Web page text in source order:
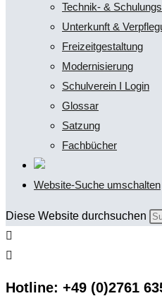
Technik- &
Unterkunft &
Freizeitgestaltung
Modernisierung
Schulverein I Login
Glossar
Satzung
Fachbücher
Website-Suche umschalten
Diese Website durchsuchen
Hotline: +49 (0)2761